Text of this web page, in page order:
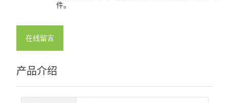
件。
在线留言
产品介绍